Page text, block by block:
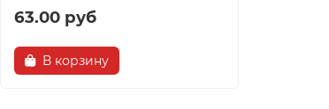
63.00 руб
В корзину